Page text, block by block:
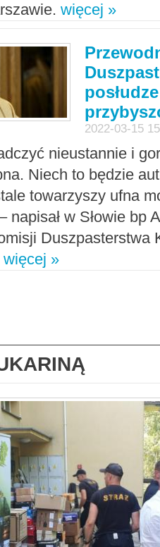
więcej »
2022-03-15
nieustannie i
Niech to będzie
towarzyszy ufna
napisał w Słowie bp
Duszpasterstwa
więcej »